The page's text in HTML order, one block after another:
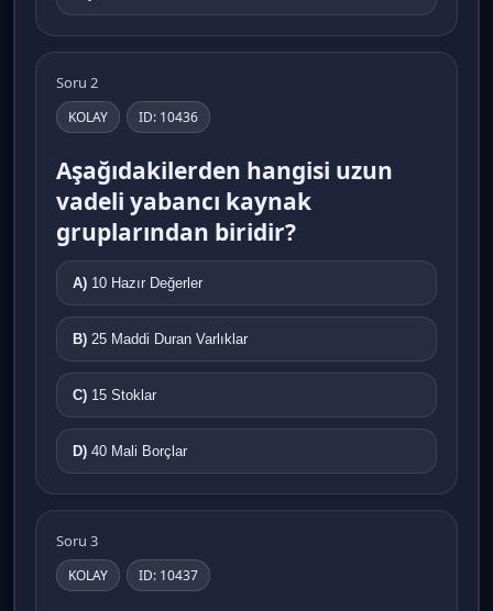
Soru 2
KOLAY ID: 10436
Aşağıdakilerden hangisi uzun
vadeli yabancı kaynak
gruplarından biridir?
A) 10 Hazır Değerler
B) 25 Maddi Duran Varlıklar
C) 15 Stoklar
D) 40 Mali Borçlar
Soru 3
KOLAY ID: 10437